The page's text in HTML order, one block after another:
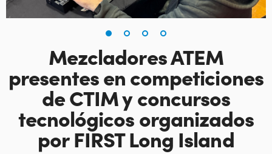
China
Finland
France
Germany
Hong Kong SAR, China
Mezcladores ATEM
presentes en competiciones
de CTIM y concursos
tecnológicosorganizados
por FIRST Long Island